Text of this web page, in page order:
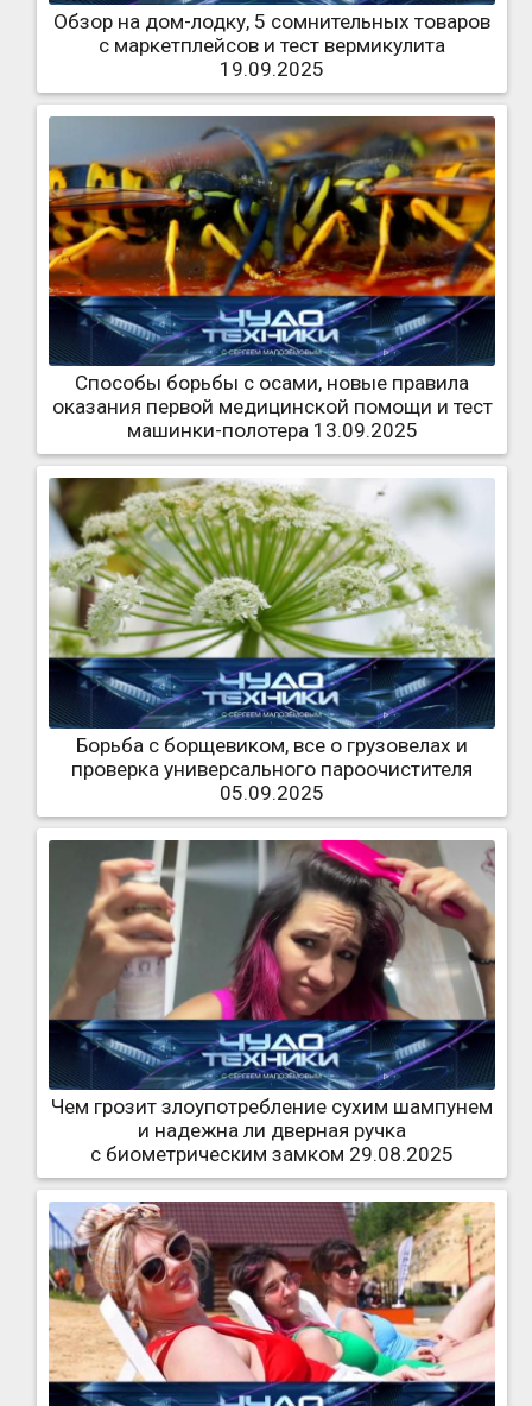
Обзор на дом-лодку, 5 сомнительных товаров
с маркетплейсов и тест вермикулита
19.09.2025
Способы борьбы с осами, новые правила
оказания первой медицинской помощи и тест
машинки-полотера 13.09.2025
Борьба с борщевиком, все о грузовелах и
проверка универсального пароочистителя
05.09.2025
Чем грозит злоупотребление сухим шампунем
и надежна ли дверная ручка
с биометрическим замком 29.08.2025